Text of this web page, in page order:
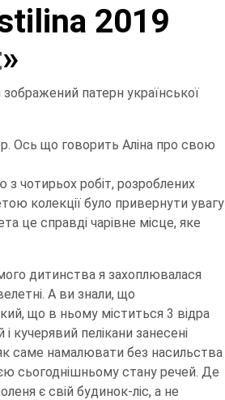
2019
»
зображений патерн української
Ось що говорить Аліна про свою
чотирьох робіт, розроблених
колекції було привернути увагу
це справді чарівне місце, яке
дитинства я захоплювалася
А ви знали, що
що в ньому міститься 3 відра
кучерявий пелікани занесені
саме намалювати без насильства
сьогоднішньому стану речей. Де
є свій будинок-ліс, а не